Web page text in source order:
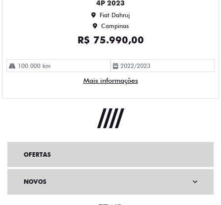
OFERTAS
NOVOS